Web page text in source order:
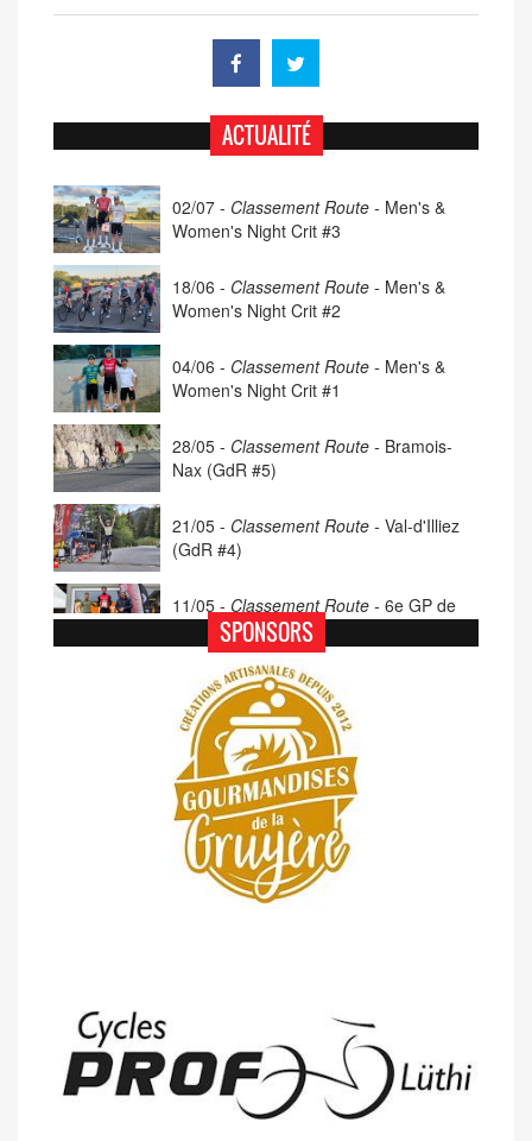
ACTUALITÉ
02/07 - Classement Route - Men's &
Women's Night Crit #3
18/06 - Classement Route - Men's &
Women's Night Crit #2
04/06 - Classement Route - Men's &
Women's Night Crit #1
28/05 - Classement Route - Bramois-
Nax (GdR #5)
21/05 - Classement Route - Val-d'Illiez
(GdR #4)
11/05 - Classement Route - 6e GP de
Porsel (TdC #4)
07/05 -Classement Route -
Pléiades (GdR #3)
23/04 -Classement Route -
Moléson (TdC #3)
14/04 -Photos -Les photos du 5e GP
de Semsales
SPONSORS